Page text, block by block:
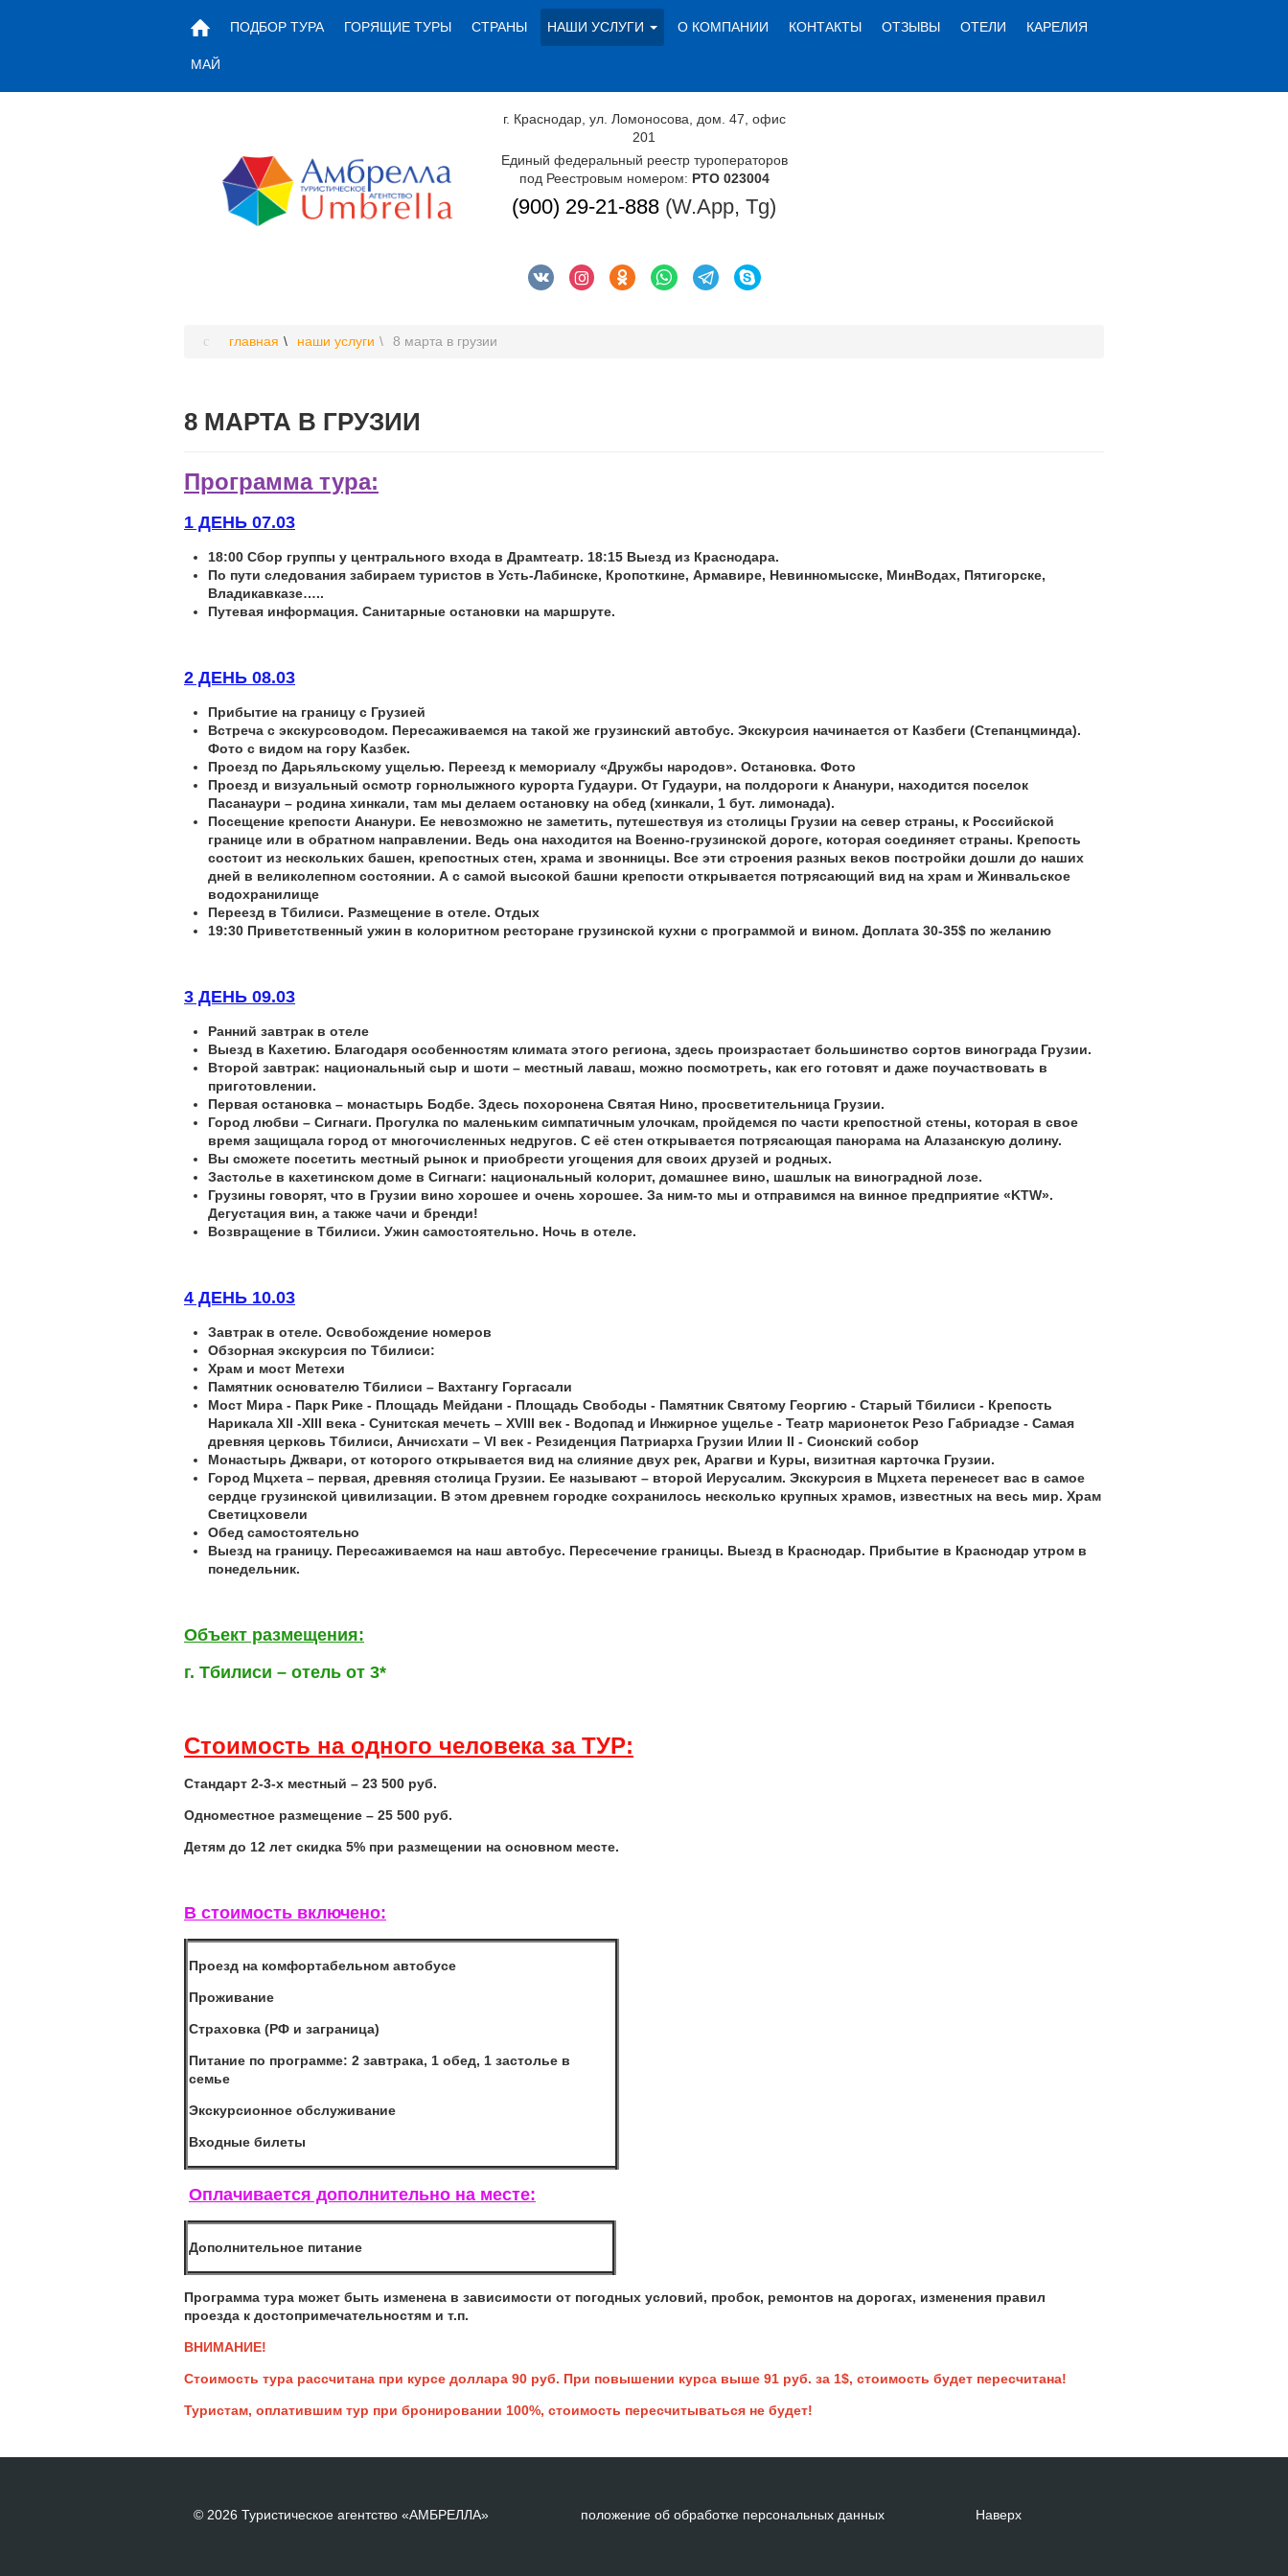
ПОДБОР ТУРА ГОРЯЩИЕ ТУРЫ СТРАНЫ НАШИ УСЛУГИ О КОМПАНИИ КОНТАКТЫ ОТЗЫВЫ ОТЕЛИ КАРЕЛИЯ
МАЙ
г. Краснодар, ул. Ломоносова, дом. 47, офис
201
Единый федеральный реестр туроператоров
под Реестровым номером: РТО 023004
(900) 29-21-888 (W.App, Tg)
главная наши услуги 8 марта в грузии
8 МАРТА В ГРУЗИИ
Программа тура:
1 ДЕНЬ 07.03
18:00 Сбор группы у центрального входа в Драмтеатр. 18:15 Выезд из Краснодара.
По пути следования забираем туристов в Усть-Лабинске, Кропоткине, Армавире, Невинномысске, МинВодах, Пятигорске,
Владикавказе…..
Путевая информация. Санитарные остановки на маршруте.
2 ДЕНЬ 08.03
Прибытие на границу с Грузией
Встреча с экскурсоводом. Пересаживаемся на такой же грузинский автобус. Экскурсия начинается от Казбеги (Степанцминда).
Фото с видом на гору Казбек.
Проезд по Дарьяльскому ущелью. Переезд к мемориалу «Дружбы народов». Остановка. Фото
Проезд и визуальный осмотр горнолыжного курорта Гудаури. От Гудаури, на полдороги к Ананури, находится поселок
Пасанаури – родина хинкали, там мы делаем остановку на обед (хинкали, 1 бут. лимонада).
Посещение крепости Ананури. Ее невозможно не заметить, путешествуя из столицы Грузии на север страны, к Российской
границе или в обратном направлении. Ведь она находится на Военно-грузинской дороге, которая соединяет страны. Крепость
состоит из нескольких башен, крепостных стен, храма и звонницы. Все эти строения разных веков постройки дошли до наших
дней в великолепном состоянии. А с самой высокой башни крепости открывается потрясающий вид на храм и Жинвальское
водохранилище
Переезд в Тбилиси. Размещение в отеле. Отдых
19:30 Приветственный ужин в колоритном ресторане грузинской кухни с программой и вином. Доплата 30-35$ по желанию
3 ДЕНЬ 09.03
Ранний завтрак в отеле
Выезд в Кахетию. Благодаря особенностям климата этого региона, здесь произрастает большинство сортов винограда Грузии.
Второй завтрак: национальный сыр и шоти – местный лаваш, можно посмотреть, как его готовят и даже поучаствовать в
приготовлении.
Первая остановка – монастырь Бодбе. Здесь похоронена Святая Нино, просветительница Грузии.
Город любви – Сигнаги. Прогулка по маленьким симпатичным улочкам, пройдемся по части крепостной стены, которая в свое
время защищала город от многочисленных недругов. С её стен открывается потрясающая панорама на Алазанскую долину.
Вы сможете посетить местный рынок и приобрести угощения для своих друзей и родных.
Застолье в кахетинском доме в Сигнаги: национальный колорит, домашнее вино, шашлык на виноградной лозе.
Грузины говорят, что в Грузии вино хорошее и очень хорошее. За ним-то мы и отправимся на винное предприятие «KTW».
Дегустация вин, а также чачи и бренди!
Возвращение в Тбилиси. Ужин самостоятельно. Ночь в отеле.
4 ДЕНЬ 10.03
Завтрак в отеле. Освобождение номеров
Обзорная экскурсия по Тбилиси:
Храм и мост Метехи
Памятник основателю Тбилиси – Вахтангу Горгасали
Мост Мира - Парк Рике - Площадь Мейдани - Площадь Свободы - Памятник Святому Георгию - Старый Тбилиси - Крепость
Нарикала XII -XIII века - Сунитская мечеть – XVIII век - Водопад и Инжирное ущелье - Театр марионеток Резо Габриадзе - Самая
древняя церковь Тбилиси, Анчисхати – VI век - Резиденция Патриарха Грузии Илии II - Сионский собор
Монастырь Джвари, от которого открывается вид на слияние двух рек, Арагви и Куры, визитная карточка Грузии.
Город Мцхета – первая, древняя столица Грузии. Ее называют – второй Иерусалим. Экскурсия в Мцхета перенесет вас в самое
сердце грузинской цивилизации. В этом древнем городке сохранилось несколько крупных храмов, известных на весь мир. Храм
Светицховели
Обед самостоятельно
Выезд на границу. Пересаживаемся на наш автобус. Пересечение границы. Выезд в Краснодар. Прибытие в Краснодар утром в
понедельник.
Объект размещения:
г. Тбилиси – отель от 3*
Стоимость на одного человека за ТУР:
Стандарт 2-3-х местный – 23 500 руб.
Одноместное размещение – 25 500 руб.
Детям до 12 лет скидка 5% при размещении на основном месте.
В стоимость включено:
Проезд на комфортабельном автобусе
Проживание
Страховка (РФ и заграница)
Питание по программе: 2 завтрака, 1 обед, 1 застолье в
семье
Экскурсионное обслуживание
Входные билеты
Оплачивается дополнительно на месте:
Дополнительное питание
Программа тура может быть изменена в зависимости от погодных условий, пробок, ремонтов на дорогах, изменения правил
проезда к достопримечательностям и т.п.
ВНИМАНИЕ!
Стоимость тура рассчитана при курсе доллара 90 руб. При повышении курса выше 91 руб. за 1$, стоимость будет пересчитана!
Туристам, оплатившим тур при бронировании 100%, стоимость пересчитываться не будет!
© 2026 Туристическое агентство «АМБРЕЛЛА» положение об обработке персональных данных Наверх